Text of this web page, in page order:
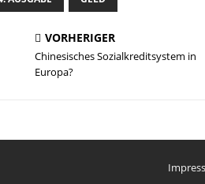
VORHERIGER
Chinesisches Sozialkreditsystem in
Europa?